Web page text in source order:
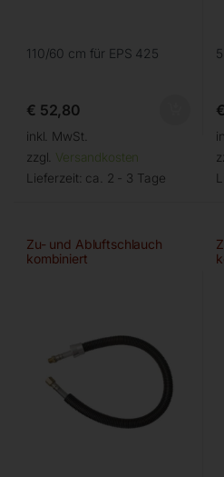
110/60 cm für EPS 425
€ 52,80
inkl. MwSt.
zzgl. Versandkosten
Lieferzeit: ca. 2 - 3 Tage
€
Zu- und Abluftschlauch
kombiniert